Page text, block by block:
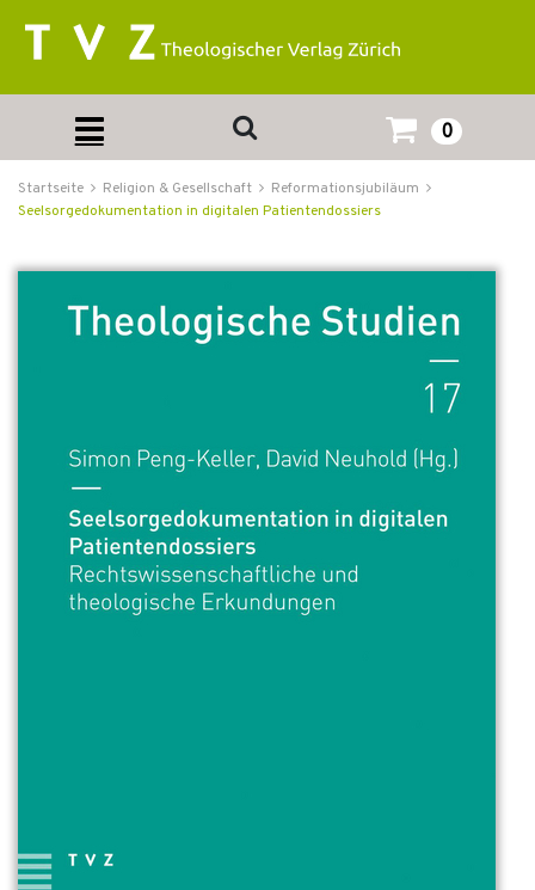
0
Startseite Religion & Gesellschaft
Reformationsjubiläum
Seelsorgedokumentation in digitalen Patientendossiers